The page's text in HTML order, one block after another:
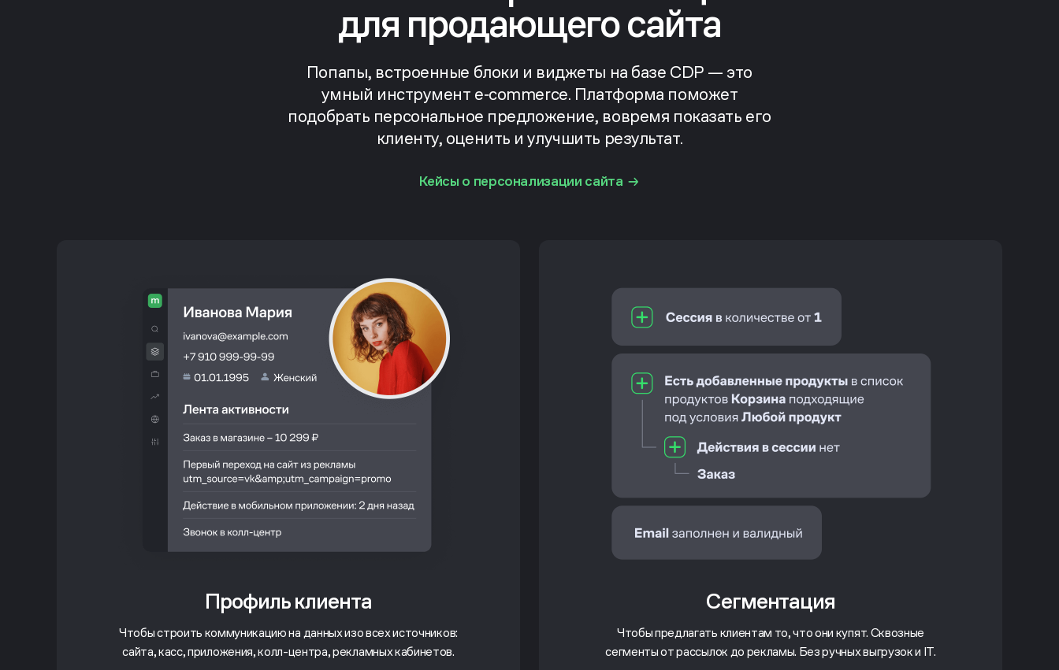
для продающего сайта
Попапы, встроенные блоки и виджеты на базе CDP — это
умный инструмент e‑commerce. Платформа поможет
подобрать персональное предложение, вовремя показать его
клиенту, оценить и улучшить результат.
Кейсы о персонализации сайта
Профиль клиента
Чтобы строить коммуникацию на данных изо всех источников:
сайта, касс, приложения, колл-центра, рекламных кабинетов.
Сегментация
Чтобы предлагать клиентам то, что они купят. Сквозные
сегменты от рассылок до рекламы. Без ручных выгрузок и IT.